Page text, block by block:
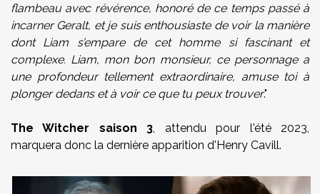
flambeau avec révérence, honoré de ce temps passé à
incarner Geralt, et je suis enthousiaste de voir la manière
dont Liam s’empare de cet homme si fascinant et
complexe. Liam, mon bon monsieur, ce personnage a
une profondeur tellement extraordinaire, amuse toi à
plonger dedans et à voir ce que tu peux trouver."
The Witcher saison 3, attendu pour l'été 2023,
marquera donc la dernière apparition d'Henry Cavill.